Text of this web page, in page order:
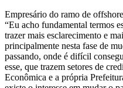
Empresário do ramo de
“Eu acho fundamental termos
trazer mais esclarecimento e
principalmente nesta fase de
passando, onde é difícil
esse, que trazem setores de
Econômica e a própria